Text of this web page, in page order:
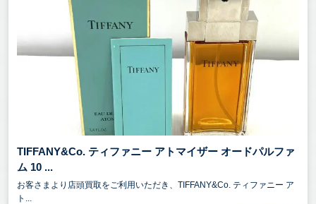
TIFFANY&Co. ティファニー アトマイザー オードパルファ
ム 10 ...
お客さまより店頭買取をご利用いただき、TIFFANY&Co. ティファニー ア
ト...